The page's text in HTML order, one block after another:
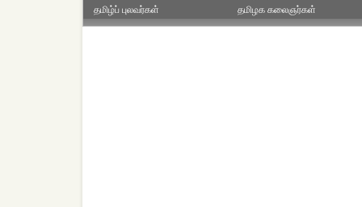
தமிழ்ப் புலவர்கள்
தமிழக கலைஞர்கள்